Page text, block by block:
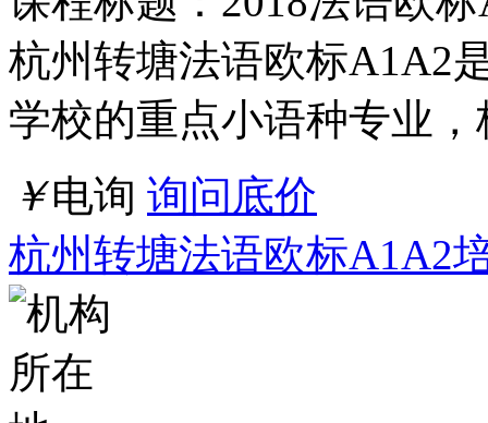
杭州转塘法语欧标A1A2
学校的重点小语种专业，
￥电询 询问底价
杭州转塘法语欧标A1A2